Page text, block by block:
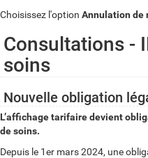
Choisissez l'option Annulation de
Consultations -
soins
Nouvelle obligation
L’affichage tarifaire devient
de soins.
Depuis le 1er mars 2024, une